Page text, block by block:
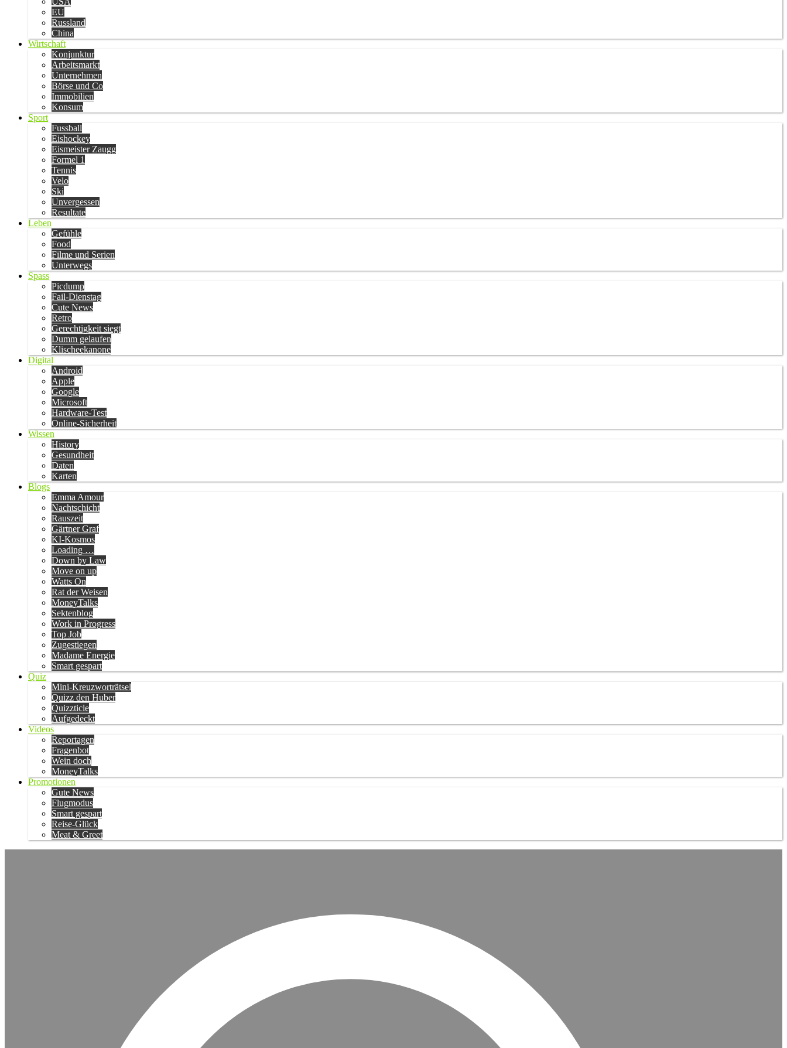
EU
Russland
China
Wirtschaft
Konjunktur
Arbeitsmarkt
Unternehmen
Börse und Co
Immobilien
Konsum
Sport
Fussball
Eishockey
Eismeister Zaugg
Formel 1
Tennis
Velo
Ski
Unvergessen
Resultate
Leben
Gefühle
Food
Filme und Serien
Unterwegs
Spass
Picdump
Fail-Dienstag
Cute News
Retro
Gerechtigkeit siegt
Dumm gelaufen
Klischeekanone
Digital
Android
Apple
Google
Microsoft
Hardware-Test
Online-Sicherheit
Wissen
History
Gesundheit
Daten
Karten
Blogs
Emma Amour
Nachtschicht
Rauszeit
Gärtner Graf
KI-Kosmos
Loading …
Down by Law
Move on up
Watts On
Rat der Weisen
MoneyTalks
Sektenblog
Work in Progress
Top Job
Zugestiegen
Madame Energie
Smart gespart
Quiz
Mini-Kreuzworträtsel
Quizz den Huber
Quizzticle
Aufgedeckt
Videos
Reportagen
Fragenbot
Wein doch
MoneyTalks
Promotionen
Gute News
Flugmodus
Smart gespart
Reise-Glück
Meat & Greet